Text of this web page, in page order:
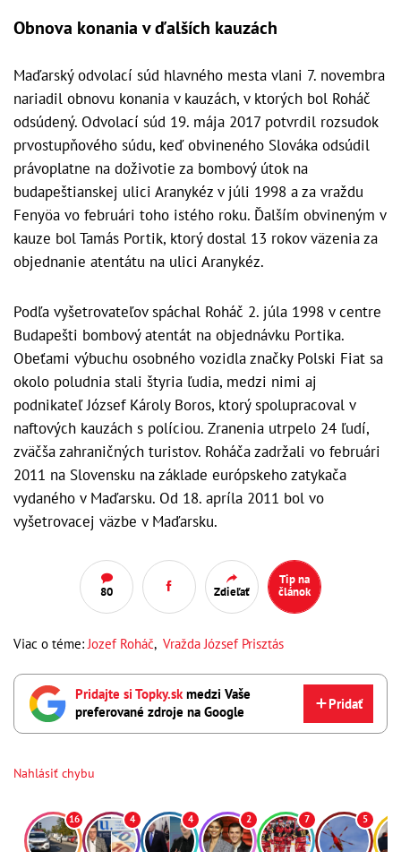
Obnova konania v ďalších kauzách
Maďarský odvolací súd hlavného mesta vlani 7. novembra
nariadil obnovu konania v kauzách, v ktorých bol Roháč
odsúdený. Odvolací súd 19. mája 2017 potvrdil rozsudok
prvostupňového súdu, keď obvineného Slováka odsúdil
právoplatne na doživotie za bombový útok na
budapeštianskej ulici Aranykéz v júli 1998 a za vraždu
Fenyöa vo februári toho istého roku. Ďalším obvineným v
kauze bol Tamás Portik, ktorý dostal 13 rokov väzenia za
objednanie atentátu na ulici Aranykéz.
Podľa vyšetrovateľov spáchal Roháč 2. júla 1998 v centre
Budapešti bombový atentát na objednávku Portika.
Obeťami výbuchu osobného vozidla značky Polski Fiat sa
okolo poludnia stali štyria ľudia, medzi nimi aj
podnikateľ József Károly Boros, ktorý spolupracoval v
naftových kauzách s políciou. Zranenia utrpelo 24 ľudí,
zväčša zahraničných turistov. Roháča zadržali vo februári
2011 na Slovensku na základe európskeho zatykača
vydaného v Maďarsku. Od 18. apríla 2011 bol vo
vyšetrovacej väzbe v Maďarsku.
80 Zdieľať
Tip na
článok
Viac o téme: Jozef Roháč, Vražda József Prisztás
Pridajte si Topky.skmedzi Vaše
preferované zdroje na Google
Pridať
Nahlásiť chybu
16 4 4 2 7 5